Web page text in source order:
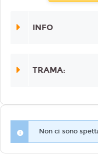
INFO
TRAMA:
Non ci sono